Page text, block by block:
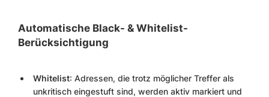
Automatische Black- & Whitelist-
Berücksichtigung
Whitelist: Adressen, die trotz möglicher Treffer als
unkritisch eingestuft sind, werden aktiv markiert und